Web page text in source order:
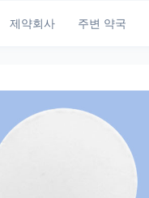
제약회사 주변 약국